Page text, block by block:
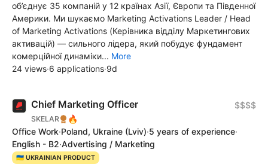
об’єднує 35 компаній у 12 країнах Азії, Європи та Південної
Америки. Ми шукаємо Marketing Activations Leader / Head
of Marketing Activations (Керівника відділу Маркетингових
активацій) — сильного лідера, який побудує фундамент
комерційної динаміки... More
24 views·6 applications·9d
Chief Marketing Officer
SKELAR 🔥
$$$$
Office Work·Poland, Ukraine (Lviv)·5 years of experience·
English - B2·Advertising / Marketing
🇺🇦 UKRAINIAN PRODUCT